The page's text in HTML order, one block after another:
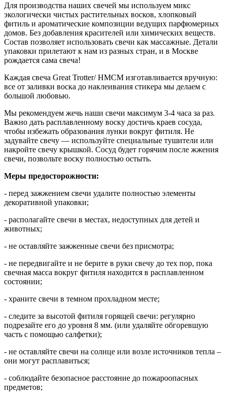
Для производства наших свечей мы используем микс
экологически чистых растительных восков, хлопковый
фитиль и ароматические композиции ведущих парфюмерных
домов. Без добавления красителей или химических веществ.
Состав позволяет использовать свечи как массажные. Детали
упаковки прилетают к нам из разных стран, и в Москве
рождается сама свеча!
Каждая свеча Great Trotter/ HMCM изготавливается вручную:
все от заливки воска до наклеивания стикера мы делаем с
большой любовью.
Мы рекомендуем жечь наши свечи максимум 3-4 часа за раз.
Важно дать расплавленному воску достичь краев сосуда,
чтобы избежать образования лунки вокруг фитиля. Не
задувайте свечу — используйте специальные тушители или
накройте свечу крышкой. Сосуд будет горячим после жжения
свечи, позвольте воску полностью остыть.
Меры предосторожности:
- перед зажжением свечи удалите полностью элементы
декоративной упаковки;
- располагайте свечи в местах, недоступных для детей и
животных;
- не оставляйте зажженные свечи без присмотра;
- не передвигайте и не берите в руки свечу до тех пор, пока
свечная масса вокруг фитиля находится в расплавленном
состоянии;
- храните свечи в темном прохладном месте;
- следите за высотой фитиля горящей свечи: регулярно
подрезайте его до уровня 8 мм. (или удаляйте обгоревшую
часть с помощью салфетки);
- не оставляйте свечи на солнце или возле источников тепла –
они могут расплавиться;
- соблюдайте безопасное расстояние до пожароопасных
предметов;